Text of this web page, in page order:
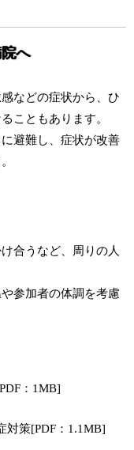
へ
などの症状から、ひ
こともあります。
避難し、症状が改善
合うなど、周りの人
参加者の体調を考慮
：1MB]
対策[PDF：1.1MB]